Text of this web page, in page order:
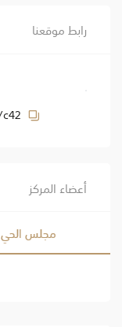
رابط موقعنا
أعضاء المركز
مجلس الحي